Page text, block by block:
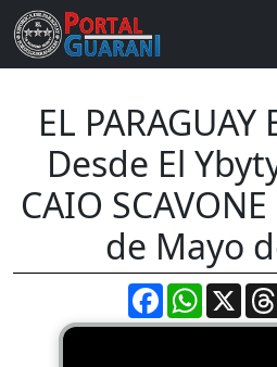
EL PARAGUAY
Desde El
CAIO
de Mayo
Facebook X